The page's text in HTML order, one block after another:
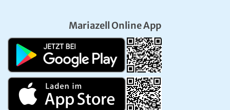
Mariazell Online App